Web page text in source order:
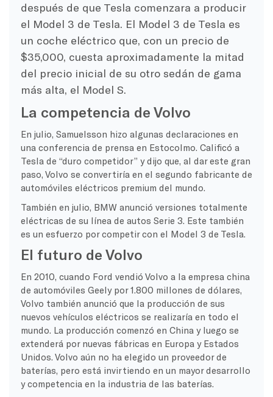
después de que Tesla comenzara a producir
el Model 3 de Tesla. El Model 3 de Tesla es
un coche eléctrico que, con un precio de
$35,000, cuesta aproximadamente la mitad
del precio inicial de su otro sedán de gama
más alta, el Model S.
La competencia de Volvo
En julio, Samuelsson hizo algunas declaraciones en
una conferencia de prensa en Estocolmo. Calificó a
Tesla de “duro competidor” y dijo que, al dar este gran
paso, Volvo se convertiría en el segundo fabricante de
automóviles eléctricos premium del mundo.
También en julio, BMW anunció versiones totalmente
eléctricas de su línea de autos Serie 3. Este también
es un esfuerzo por competir con el Model 3 de Tesla.
El futuro de Volvo
En 2010, cuando Ford vendió Volvo a la empresa china
de automóviles Geely por 1.800 millones de dólares,
Volvo también anunció que la producción de sus
nuevos vehículos eléctricos se realizaría en todo el
mundo. La producción comenzó en China y luego se
extenderá por nuevas fábricas en Europa y Estados
Unidos. Volvo aún no ha elegido un proveedor de
baterías, pero está invirtiendo en un mayor desarrollo
y competencia en la industria de las baterías.